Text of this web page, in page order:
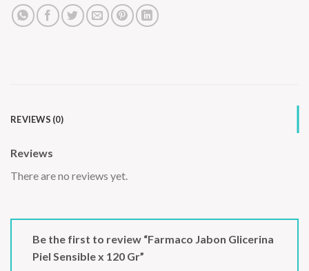
REVIEWS (0)
Reviews
There are no reviews yet.
Be the first to review “Farmaco Jabon Glicerina
Piel Sensible x 120 Gr”